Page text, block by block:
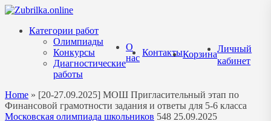
Перейти
содержанию
Категории работ
Олимпиады
Конкурсы
Диагностические
работы
О
нас
КонтактыКорзина
Личный
кабинет
Home » [20-27.09.2025] МОШ Пригласительный этап по
Финансовой грамотности задания и ответы для 5-6 класса
Московская олимпиада школьников 548 25.09.2025